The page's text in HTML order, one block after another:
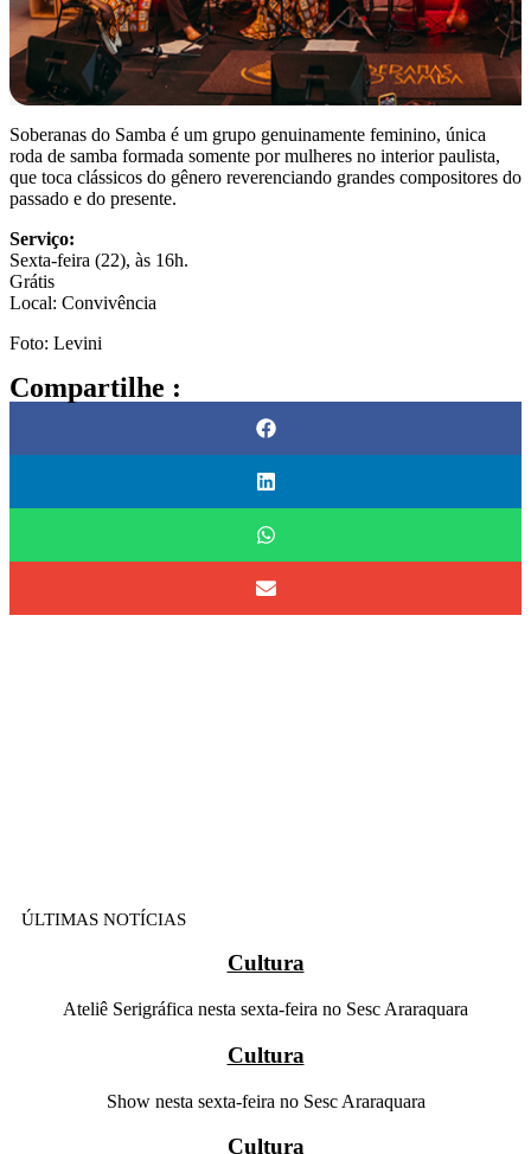
Soberanas do Samba é um grupo genuinamente feminino, única
roda de samba formada somente por mulheres no interior paulista,
que toca clássicos do gênero reverenciando grandes compositores do
passado e do presente.
Serviço:
Sexta-feira (22), às 16h.
Grátis
Local: Convivência
Foto: Levini
Compartilhe :
ÚLTIMAS NOTÍCIAS
Cultura
Ateliê Serigráfica nesta sexta-feira no Sesc Araraquara
Cultura
Show nesta sexta-feira no Sesc Araraquara
Cultura